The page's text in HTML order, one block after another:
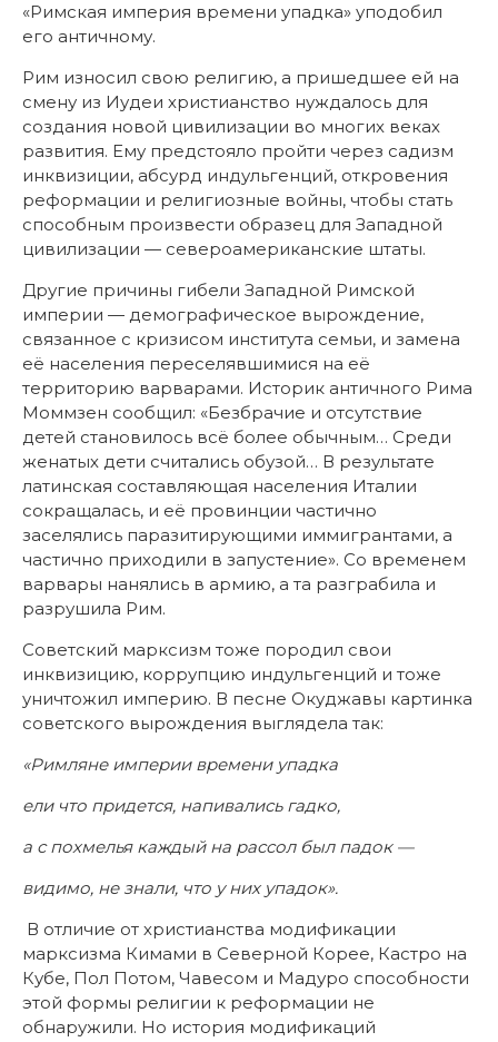
«Римская империя времени упадка» уподобил
его античному.
Рим износил свою религию, а пришедшее ей на
смену из Иудеи христианство нуждалось для
создания новой цивилизации во многих веках
развития. Ему предстояло пройти через садизм
инквизиции, абсурд индульгенций, откровения
реформации и религиозные войны, чтобы стать
способным произвести образец для Западной
цивилизации — североамериканские штаты.
Другие причины гибели Западной Римской
империи — демографическое вырождение,
связанное с кризисом института семьи, и замена
её населения переселявшимися на её
территорию варварами. Историк античного Рима
Моммзен сообщил: «Безбрачие и отсутствие
детей становилось всё более обычным… Среди
женатых дети считались обузой… В результате
латинская составляющая населения Италии
сокращалась, и её провинции частично
заселялись паразитирующими иммигрантами, а
частично приходили в запустение». Со временем
варвары нанялись в армию, а та разграбила и
разрушила Рим.
Советский марксизм тоже породил свои
инквизицию, коррупцию индульгенций и тоже
уничтожил империю. В песне Окуджавы картинка
советского вырождения выглядела так:
«Римляне империи времени упадка
ели что придется, напивались гадко,
а с похмелья каждый на рассол был падок —
видимо, не знали, что у них упадок».
В отличие от христианства модификации
марксизма Кимами в Северной Корее, Кастро на
Кубе, Пол Потом, Чавесом и Мадуро способности
этой формы религии к реформации не
обнаружили. Но история модификаций